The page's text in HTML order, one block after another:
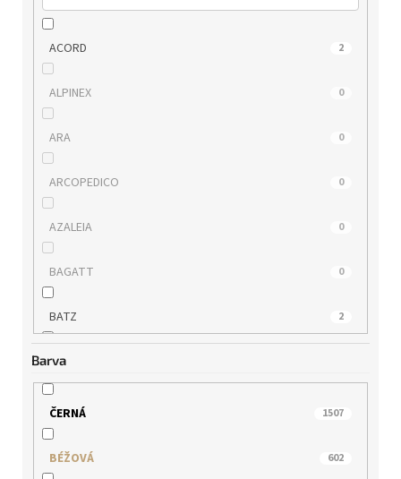
ACORD 2
ALPINEX 0
ARA 0
ARCOPEDICO 0
AZALEIA 0
BAGATT 0
BATZ 2
BUGATTI
CAPRICE 12
EPICA 0
Barva
ČERNÁ 1507
BÉŽOVÁ 602